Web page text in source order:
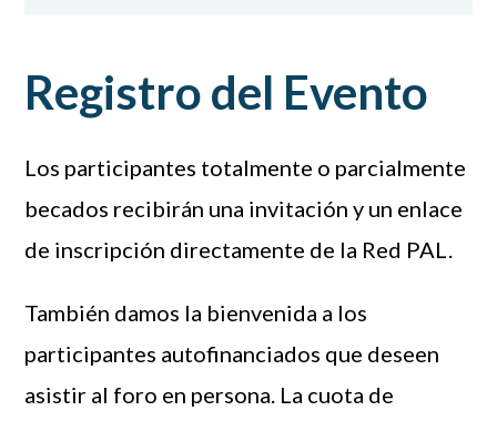
Registro del Evento
Los participantes totalmente o parcialmente
becados recibirán una invitación y un enlace
de inscripción directamente de la Red PAL.
También damos la bienvenida a los
participantes autofinanciados que deseen
asistir al foro en persona. La cuota de